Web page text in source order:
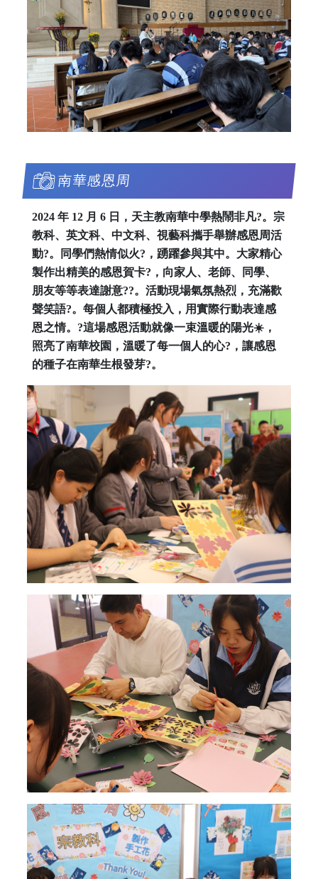
南華感恩周
2024 年 12 月 6 日，天主教南華中學熱鬧非凡?。宗
教科、英文科、中文科、視藝科攜手舉辦感恩周活
動?。同學們熱情似火?，踴躍參與其中。大家精心
製作出精美的感恩賀卡?，向家人、老師、同學、
朋友等等表達謝意??。活動現場氣氛熱烈，充滿歡
聲笑語?。每個人都積極投入，用實際行動表達感
恩之情。?這場感恩活動就像一束溫暖的陽光☀️，
照亮了南華校園，溫暖了每一個人的心?，讓感恩
的種子在南華生根發芽?。